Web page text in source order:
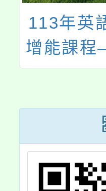
113年英
增能課程
英授課動